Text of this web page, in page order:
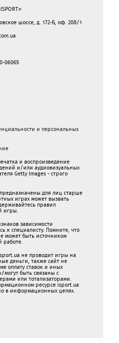
шоссе, д. 172-Б, оф. 208/1
06065
и персональных
и воспроизведение
и/или аудиовизуальных
Getty Images - строго
для лиц старше
играх может вызвать
правил
игры.
зависимости
к специалисту. Помните, что
может быть источником
работе.
не проводит игры на
деньги, также сайт не
oплaту ставок и иных
могут быть связаны c
или тотализаторами.
ресурсе isport.ua
в информационных целях.